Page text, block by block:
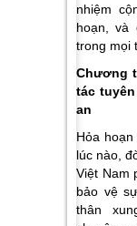
nhiệm
hoạn, và
trong mọi
Chương
tác
an
Hỏa
lúc nào,
Việt Nam
bảo vệ
thân